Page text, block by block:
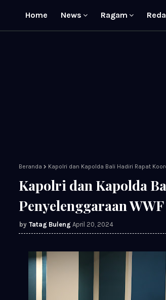
Home News Ragam
Beranda Kapolri dan Kapolda Bali Hadiri Rapat
Kapolri dan Kapolda
Penyelenggaraan
Tatag Buleng April 20, 2024